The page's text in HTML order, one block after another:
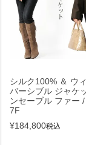
シルク100% ＆ ウ
バーシブル ジャケ
ンセーブル ファー
7F
¥184,800税込